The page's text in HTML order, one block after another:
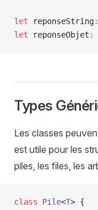
let reponseString:
let reponseObjet :
Types
Les classes
est utile pour les
piles, les files, les
class Pile<T> {